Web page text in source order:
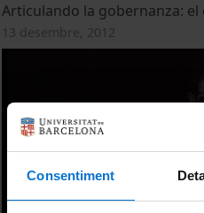
Consentiment
Articulando la gobernanza: el
13 desembre, 2012